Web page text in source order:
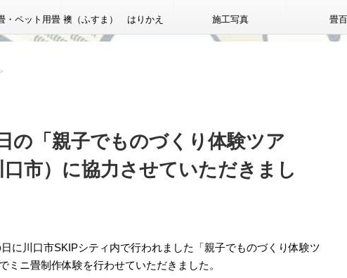
・ペット用畳 襖（ふすま） はりかえ 施工写真 畳
の「親子でものづくり体験ツア
口市）に協力させていただきまし
に川口市SKIPシティ内で行われました「親子でものづくり体験ツ
ミニ畳制作体験を行わせていただきました。